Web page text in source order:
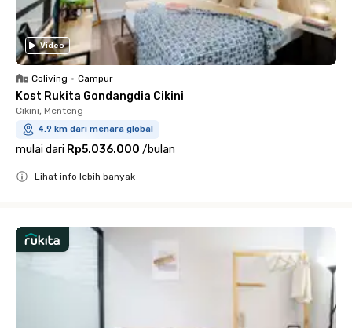
Video
Coliving • Campur
Kost Rukita Gondangdia Cikini
Cikini, Menteng
4.9 km dari menara global
mulai dari Rp5.036.000 /bulan
Lihat info lebih banyak